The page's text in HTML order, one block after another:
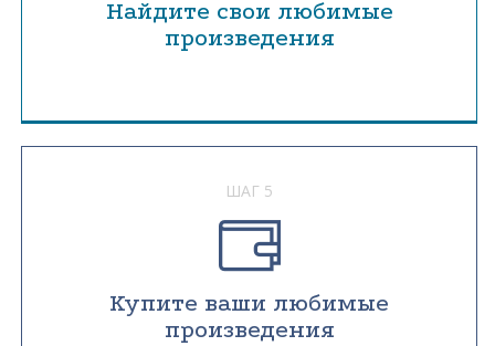
Найдите свои любимые
произведения
ШАГ 5
Купите ваши любимые
произведения